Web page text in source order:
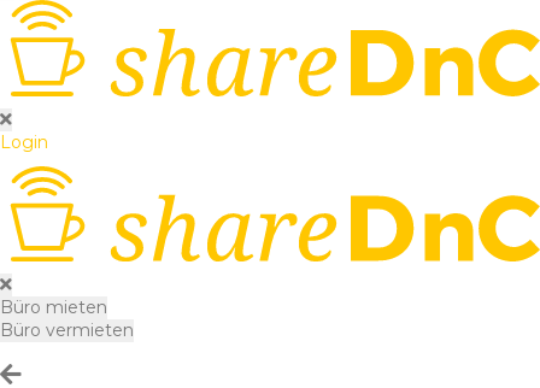
Login
Büro mieten
Büro vermieten